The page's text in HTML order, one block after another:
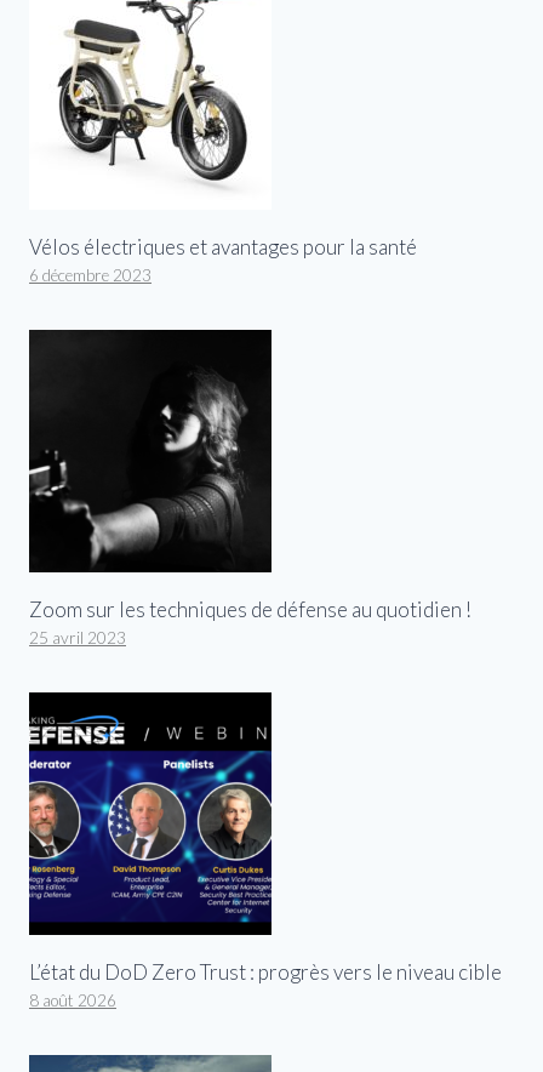
Vélos électriques et avantages pour la santé
6 décembre 2023
Zoom sur les techniques de défense au quotidien !
25 avril 2023
L’état du DoD Zero Trust : progrès vers le niveau cible
8 août 2026